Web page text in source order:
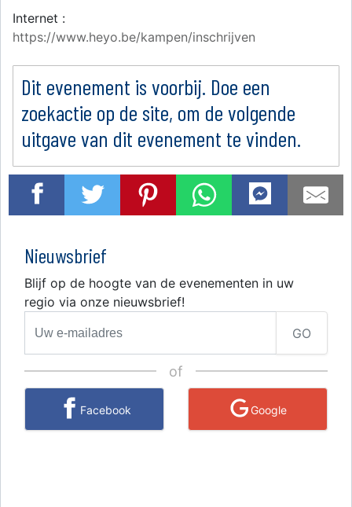
Internet :
https://www.heyo.be/kampen/inschrijven
Dit evenement is voorbij. Doe een
zoekactie op de site, om de volgende
uitgave van dit evenement te vinden.
Nieuwsbrief
Blijf op de hoogte van de evenementen in uw
regio via onze nieuwsbrief!
GO
of
Facebook Google